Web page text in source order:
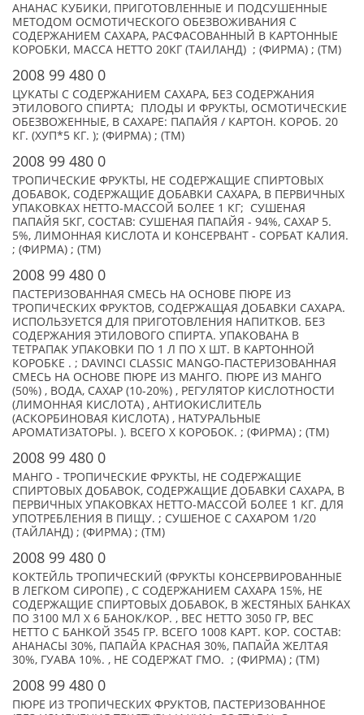
АНАНАС КУБИКИ, ПРИГОТОВЛЕННЫЕ И ПОДСУШЕННЫЕ
МЕТОДОМ ОСМОТИЧЕСКОГО ОБЕЗВОЖИВАНИЯ С
СОДЕРЖАНИЕМ САХАРА, РАСФАСОВАННЫЙ В КАРТОННЫЕ
КОРОБКИ, МАССА НЕТТО 20КГ (ТАИЛАНД) ; (ФИРМА) ; (TM)
2008 99 480 0
ЦУКАТЫ С СОДЕРЖАНИЕМ САХАРА, БЕЗ СОДЕРЖАНИЯ
ЭТИЛОВОГО СПИРТА; ПЛОДЫ И ФРУКТЫ, ОСМОТИЧЕСКИЕ
ОБЕЗВОЖЕННЫЕ, В САХАРЕ: ПАПАЙЯ / КАРТОН. КОРОБ. 20
КГ. (XУП*5 КГ. ); (ФИРМА) ; (TM)
2008 99 480 0
ТРОПИЧЕСКИЕ ФРУКТЫ, НЕ СОДЕРЖАЩИЕ СПИРТОВЫХ
ДОБАВОК, СОДЕРЖАЩИЕ ДОБАВКИ САХАРА, В ПЕРВИЧНЫХ
УПАКОВКАХ НЕТТО-МАССОЙ БОЛЕЕ 1 КГ; СУШЕНАЯ
ПАПАЙЯ 5КГ, СОСТАВ: СУШЕНАЯ ПАПАЙЯ - 94%, САХАР 5.
5%, ЛИМОННАЯ КИСЛОТА И КОНСЕРВАНТ - СОРБАТ КАЛИЯ.
; (ФИРМА) ; (TM)
2008 99 480 0
ПАСТЕРИЗОВАННАЯ СМЕСЬ НА ОСНОВЕ ПЮРЕ ИЗ
ТРОПИЧЕСКИХ ФРУКТОВ, СОДЕРЖАЩАЯ ДОБАВКИ САХАРА.
ИСПОЛЬЗУЕТСЯ ДЛЯ ПРИГОТОВЛЕНИЯ НАПИТКОВ. БЕЗ
СОДЕРЖАНИЯ ЭТИЛОВОГО СПИРТА. УПАКОВАНА В
ТЕТРАПАК УПАКОВКИ ПО 1 Л ПО X ШТ. В КАРТОННОЙ
КОРОБКЕ . ; DAVINCI CLASSIC MANGO-ПАСТЕРИЗОВАННАЯ
СМЕСЬ НА ОСНОВЕ ПЮРЕ ИЗ МАНГО. ПЮРЕ ИЗ МАНГО
(50%) , ВОДА, САХАР (10-20%) , РЕГУЛЯТОР КИСЛОТНОСТИ
(ЛИМОННАЯ КИСЛОТА) , АНТИОКИСЛИТЕЛЬ
(АСКОРБИНОВАЯ КИСЛОТА) , НАТУРАЛЬНЫЕ
АРОМАТИЗАТОРЫ. ). ВСЕГО X КОРОБОК. ; (ФИРМА) ; (TM)
2008 99 480 0
МАНГО - ТРОПИЧЕСКИЕ ФРУКТЫ, НЕ СОДЕРЖАЩИЕ
СПИРТОВЫХ ДОБАВОК, СОДЕРЖАЩИЕ ДОБАВКИ САХАРА, В
ПЕРВИЧНЫХ УПАКОВКАХ НЕТТО-МАССОЙ БОЛЕЕ 1 КГ. ДЛЯ
УПОТРЕБЛЕНИЯ В ПИЩУ. ; СУШЕНОЕ С САХАРОМ 1/20
(ТАЙЛАНД) ; (ФИРМА) ; (TM)
2008 99 480 0
КОКТЕЙЛЬ ТРОПИЧЕСКИЙ (ФРУКТЫ КОНСЕРВИРОВАННЫЕ
В ЛЕГКОМ СИРОПЕ) , С СОДЕРЖАНИЕМ САХАРА 15%, НЕ
СОДЕРЖАЩИЕ СПИРТОВЫХ ДОБАВОК, В ЖЕСТЯНЫХ БАНКАХ
ПО 3100 МЛ Х 6 БАНОК/КОР. , ВЕС НЕТТО 3050 ГР, ВЕС
НЕТТО С БАНКОЙ 3545 ГР. ВСЕГО 1008 КАРТ. КОР. СОСТАВ:
АНАНАСЫ 30%, ПАПАЙА КРАСНАЯ 30%, ПАПАЙА ЖЕЛТАЯ
30%, ГУАВА 10%. , НЕ СОДЕРЖАТ ГМО. ; (ФИРМА) ; (TM)
2008 99 480 0
ПЮРЕ ИЗ ТРОПИЧЕСКИХ ФРУКТОВ, ПАСТЕРИЗОВАННОЕ